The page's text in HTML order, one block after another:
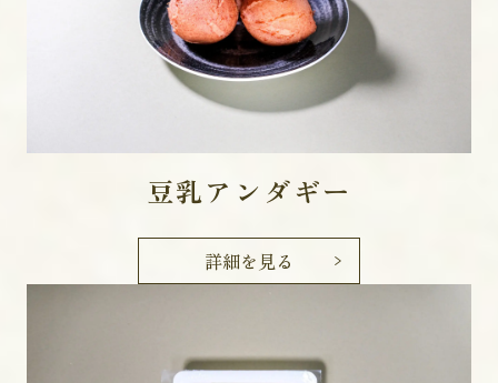
豆乳アンダギー
詳細を見る